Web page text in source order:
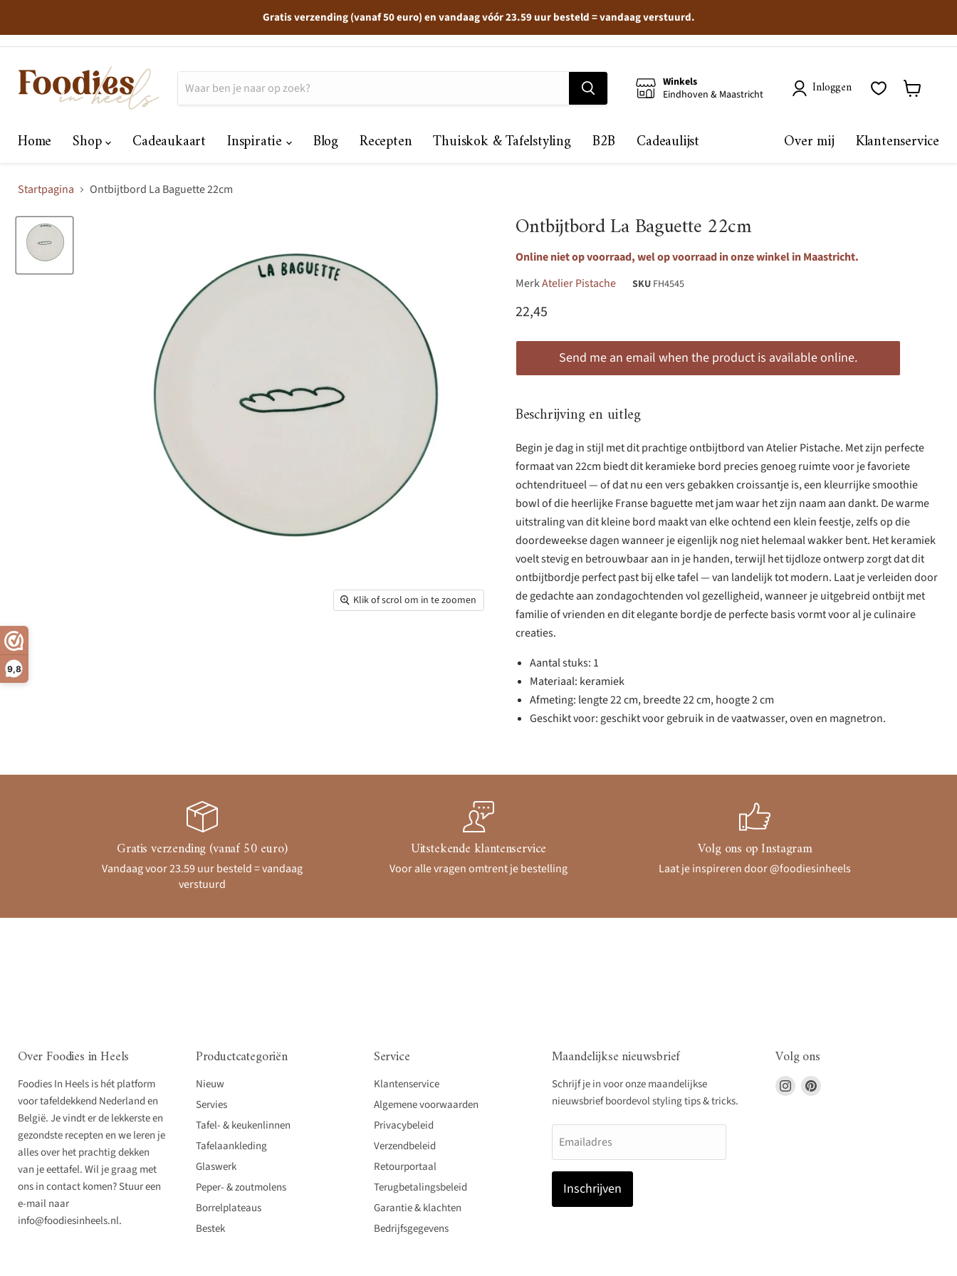
9,8
Gratis verzending (vanaf 50 euro) en vandaag vóór 23.59 uur besteld = vandaag verstuurd.
Winkels
Eindhoven & Maastricht
Inloggen
Home Shop Cadeaukaart Inspiratie Blog Recepten Thuiskok & Tafelstyling B2B Cadeaulijst Over mij Klantenservice
Startpagina Ontbijtbord La Baguette 22cm
Klik of scrol om in te zoomen
Ontbijtbord La Baguette 22cm
Online niet op voorraad, wel op voorraad in onze winkel in Maastricht.
MerkAtelier Pistache SKU FH4545
Huidige prijs
22,45
Send me an email when the product is available online.
Beschrijving en uitleg
Begin je dag in stijl met dit prachtige ontbijtbord van Atelier Pistache. Met zijn perfecte
formaat van 22cm biedt dit keramieke bord precies genoeg ruimte voor je favoriete
ochtendritueel — of dat nu een vers gebakken croissantje is, een kleurrijke smoothie
bowl of die heerlijke Franse baguette met jam waar het zijn naam aan dankt. De warme
uitstraling van dit kleine bord maakt van elke ochtend een klein feestje, zelfs op die
doordeweekse dagen wanneer je eigenlijk nog niet helemaal wakker bent. Het keramiek
voelt stevig en betrouwbaar aan in je handen, terwijl het tijdloze ontwerp zorgt dat dit
ontbijtbordje perfect past bij elke tafel — van landelijk tot modern. Laat je verleiden door
de gedachte aan zondagochtenden vol gezelligheid, wanneer je uitgebreid ontbijt met
familie of vrienden en dit elegante bordje de perfecte basis vormt voor al je culinaire
creaties.
Aantal stuks: 1
Materiaal: keramiek
Afmeting: lengte 22 cm, breedte 22 cm, hoogte 2 cm
Geschikt voor: geschikt voor gebruik in de vaatwasser, oven en magnetron.
Gratis verzending (vanaf 50 euro)
Vandaag voor 23.59 uur besteld = vandaag
verstuurd
Uitstekende klantenservice
Voor alle vragen omtrent je bestelling
Volg ons op Instagram
Laat je inspireren door @foodiesinheels
Over Foodies in Heels
Foodies In Heels is hét platform
voor tafeldekkend Nederland en
België. Je vindt er de lekkerste en
gezondste recepten en we leren je
alles over het prachtig dekken
van je eettafel. Wil je graag met
ons in contact komen? Stuur een
e-mail naar
info@foodiesinheels.nl.
Productcategoriën
Nieuw
Servies
Tafel- & keukenlinnen
Tafelaankleding
Glaswerk
Peper- & zoutmolens
Borrelplateaus
Bestek
Service
Klantenservice
Algemene voorwaarden
Privacybeleid
Verzendbeleid
Retourportaal
Terugbetalingsbeleid
Garantie & klachten
Bedrijfsgegevens
Maandelijkse nieuwsbrief
Schrijf je in voor onze maandelijkse
nieuwsbrief boordevol styling tips & tricks.
Emailadres
Inschrijven
Volg ons
Vind
ons
Vind